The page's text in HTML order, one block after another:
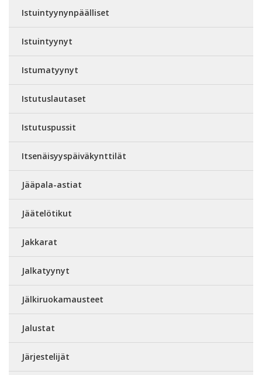
Istuintyynynpäälliset
Istuintyynyt
Istumatyynyt
Istutuslautaset
Istutuspussit
Itsenäisyyspäiväkynttilät
Jääpala-astiat
Jäätelötikut
Jakkarat
Jalkatyynyt
Jälkiruokamausteet
Jalustat
Järjestelijät